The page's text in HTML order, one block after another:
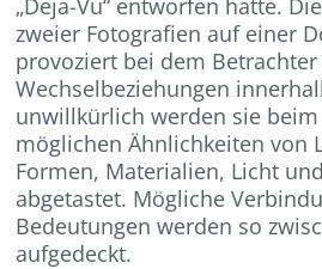
„Deja-Vu“ entworfen hatte.
zweier Fotografien auf einer
provoziert bei dem Betrachter
Wechselbeziehungen
unwillkürlich werden sie
möglichen Ähnlichkeiten von
Formen, Materialien, Licht
abgetastet. Mögliche
Bedeutungen werden so
aufgedeckt.